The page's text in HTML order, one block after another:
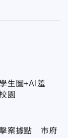
生圖+AI羞
園
擊案據點 市府